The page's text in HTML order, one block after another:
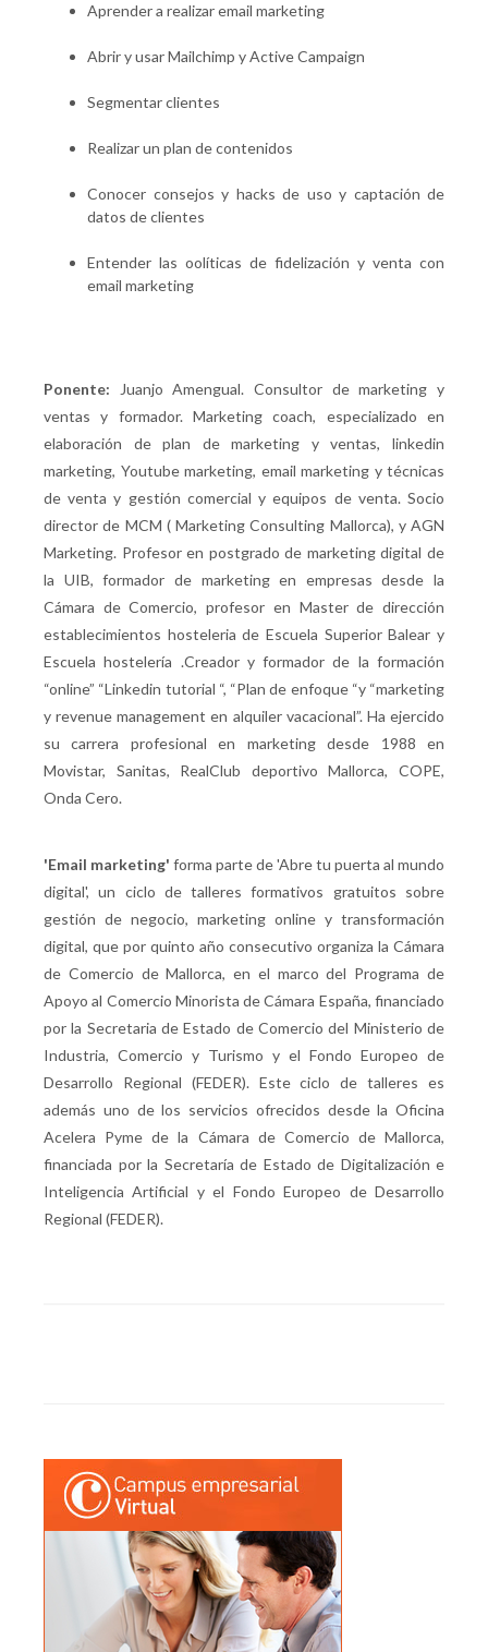
Aprender a realizar email marketing
Abrir y usar Mailchimp y Active Campaign
Segmentar clientes
Realizar un plan de contenidos
Conocer consejos y hacks de uso y captación de
datos de clientes
Entender las oolíticas de fidelización y venta con
email marketing
Ponente:
Juanjo Amengual. Consultor de marketing y
ventas y formador. Marketing coach, especializado en
elaboración de plan de marketing y ventas, linkedin
marketing, Youtube marketing, email marketing y técnicas
de venta y gestión comercial y equipos de venta. Socio
director de MCM ( Marketing Consulting Mallorca), y AGN
Marketing. Profesor en postgrado de marketing digital de
la UIB, formador de marketing en empresas desde la
Cámara de Comercio, profesor en Master de dirección
establecimientos hosteleria de Escuela Superior Balear y
Escuela hostelería .Creador y formador de la formación
“online” “Linkedin tutorial “, “Plan de enfoque “y “marketing
y revenue management en alquiler vacacional”. Ha ejercido
su carrera profesional en marketing desde 1988 en
Movistar, Sanitas, RealClub deportivo Mallorca, COPE,
Onda Cero.
'Email marketing' forma parte de 'Abre tu puerta al mundo
digital', un ciclo de talleres formativos gratuitos sobre
gestión de negocio, marketing online y transformación
digital, que por quinto año consecutivo organiza la Cámara
de Comercio de Mallorca, en el marco del Programa de
Apoyo al Comercio Minorista de Cámara España, financiado
por la Secretaria de Estado de Comercio del Ministerio de
Industria, Comercio y Turismo y el Fondo Europeo de
Desarrollo Regional (FEDER). Este ciclo de talleres es
además uno de los servicios ofrecidos desde la Oficina
Acelera Pyme de la Cámara de Comercio de Mallorca,
financiada por la Secretaría de Estado de Digitalización e
Inteligencia Artificial y el Fondo Europeo de Desarrollo
Regional (FEDER).